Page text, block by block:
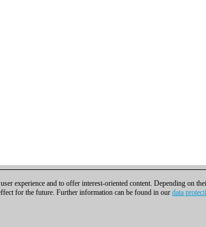
experience and to offer interest-oriented content. Depending on
for the future. Further information can be found in our data